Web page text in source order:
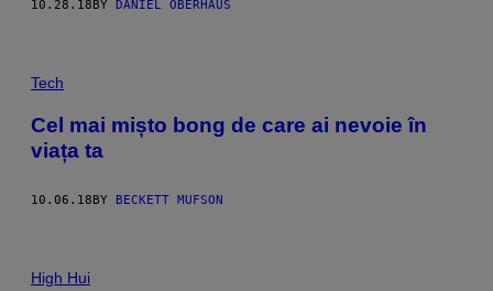
10.28.18 BY DANIEL OBERHAUS
Tech
Cel mai mișto bong de care ai nevoie în
viața ta
10.06.18BY BECKETT MUFSON
High Hui